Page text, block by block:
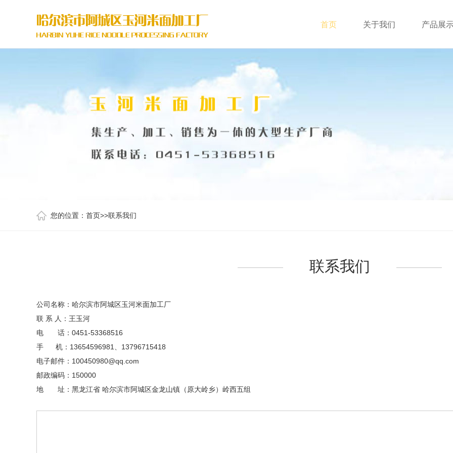
首页 关于我们 产品展
您的位置： 首页>>联系我们
联系我们
公司名称：哈尔滨市阿城区玉河米面加工厂
联 系 人：王玉河
电 话：0451-53368516
手 机：13654596981、13796715418
电子邮件：100450980@qq.com
邮政编码：150000
地 址：黑龙江省 哈尔滨市阿城区金龙山镇（原大岭乡）岭西五组